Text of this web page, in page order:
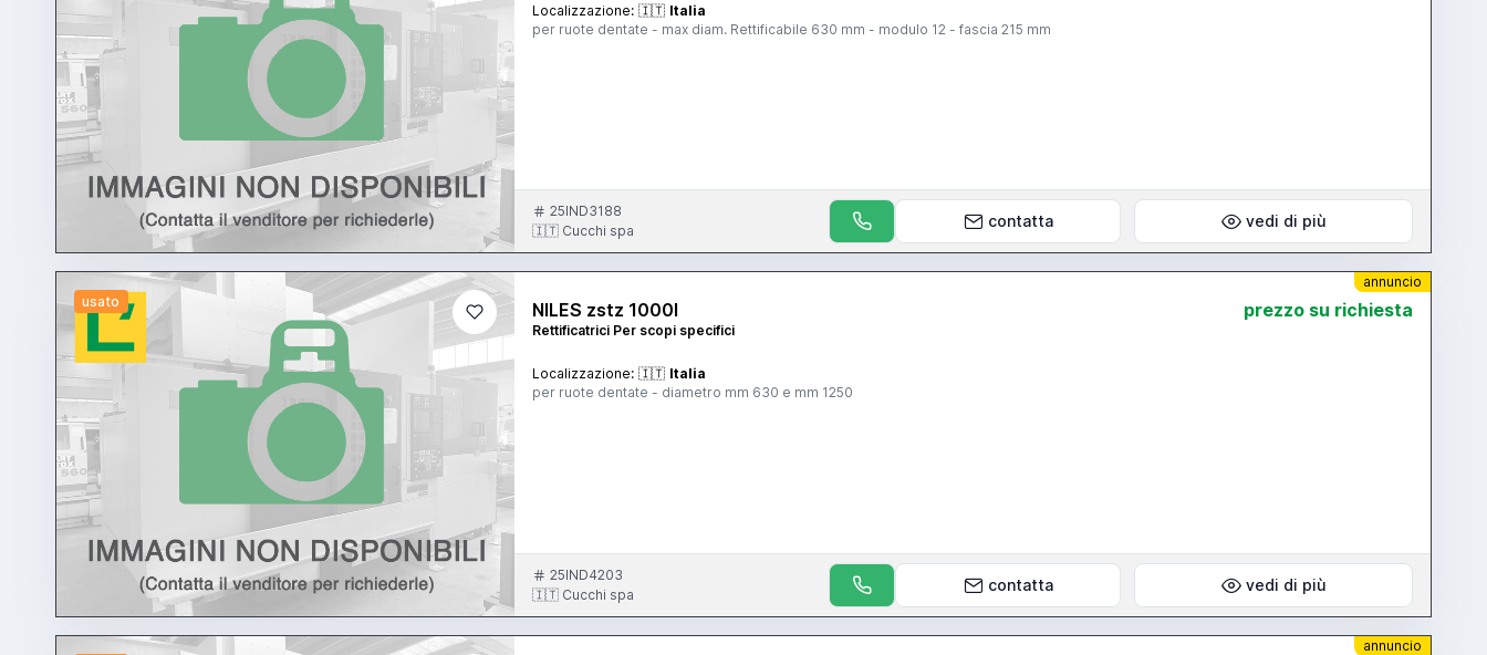
Localizzazione: 🇮🇹 Italia
per ruote dentate - max diam. Rettificabile 630 mm - modulo 12 - fascia 215 mm
25IND3188
🇮🇹 Cucchi spa
contatta vedi di più
usato
annuncio
NILES zstz 1000l
Rettificatrici Per scopi specifici
prezzo su richiesta
Localizzazione: 🇮🇹 Italia
per ruote dentate - diametro mm 630 e mm 1250
25IND4203
🇮🇹 Cucchi spa
contatta vedi di più
annuncio